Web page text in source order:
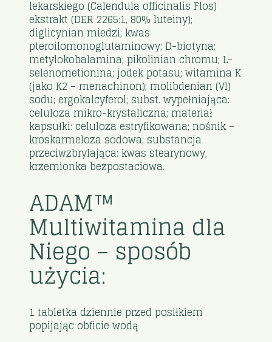
lekarskiego (Calendula officinalis Flos)
ekstrakt (DER 2265:1, 80% luteiny);
diglicynian miedzi; kwas
pteroilomonoglutaminowy; D-biotyna;
metylokobalamina; pikolinian chromu; L-
selenometionina; jodek potasu; witamina K
(jako K2 – menachinon); molibdenian (VI)
sodu; ergokalcyferol; subst. wypełniająca:
celuloza mikro-krystaliczna; materiał
kapsułki: celuloza estryfikowana; nośnik –
kroskarmeloza sodowa; substancja
przeciwzbrylająca: kwas stearynowy,
krzemionka bezpostaciowa.
ADAM™
Multiwitamina dla
Niego – sposób
użycia:
1 tabletka dziennie przed posiłkiem
popijając obficie wodą